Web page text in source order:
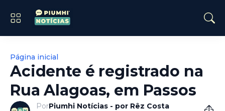
Página inicial
Acidente é registrado na
Rua Alagoas, em Passos
PorPiumhi Notícias - por Rêz Costa